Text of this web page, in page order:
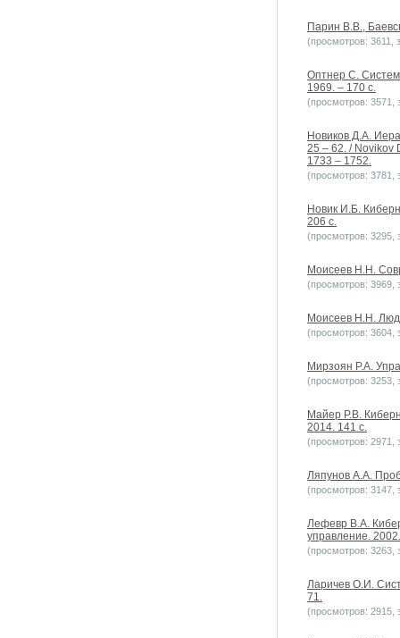
Парин В.В.,
(просмотров: 3611,
Оптнер С.
1969. – 170 с.
(просмотров: 3571,
Новиков Д.А.
25 – 62. / Novikov
1733 – 1752.
(просмотров: 3781,
Новик И.Б.
206 с.
(просмотров: 3295,
Моисеев Н.Н.
(просмотров: 3969,
Моисеев Н.Н.
(просмотров: 3604,
Мирзоян Р.А.
(просмотров: 3253,
Майер Р.В.
2014. 141 c.
(просмотров: 2971,
Ляпунов А.А.
(просмотров: 3147,
Лефевр В.А.
управление.
(просмотров: 3263,
Ларичев О.И.
71.
(просмотров: 2915,